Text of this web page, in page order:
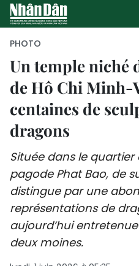
PAGE
CULTURE
PHOTO
Un temple niché
de Hô Chi Minh-
centaines de
dragons
Située dans le quartier
pagode Phat Bao, de
distingue par une
représentations de
aujourd’hui
deux moines.